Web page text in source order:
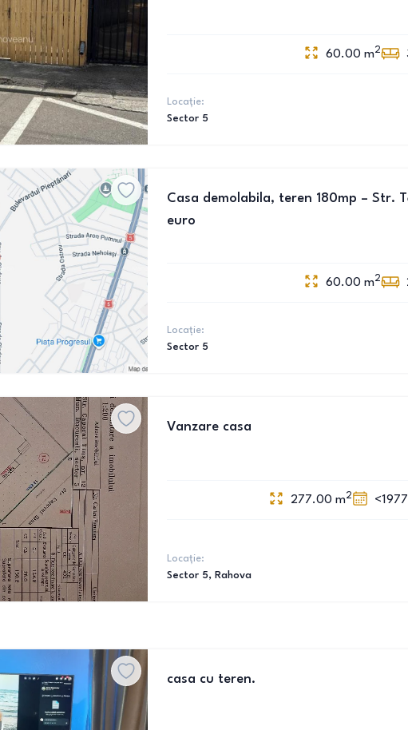
60.00 m2
Locație:
Sector 5
Casa demolabila, teren 180mp – Str.
euro
60.00 m2
Locație:
Sector 5
Vanzare casa
277.00 m2 <1977
Locație:
Sector 5, Rahova
casa cu teren.